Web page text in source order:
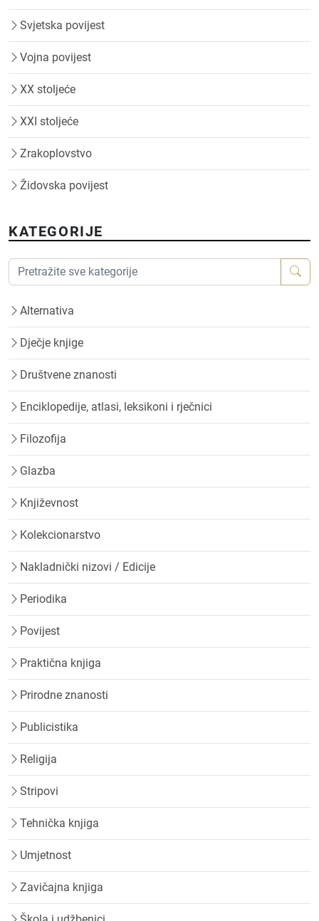
Svjetska povijest
Vojna povijest
XX stoljeće
XXI stoljeće
Zrakoplovstvo
Židovska povijest
KATEGORIJE
Alternativa
Dječje knjige
Društvene znanosti
Enciklopedije, atlasi, leksikoni i rječnici
Filozofija
Glazba
Književnost
Kolekcionarstvo
Nakladnički nizovi / Edicije
Periodika
Povijest
Praktična knjiga
Prirodne znanosti
Publicistika
Religija
Stripovi
Tehnička knjiga
Umjetnost
Zavičajna knjiga